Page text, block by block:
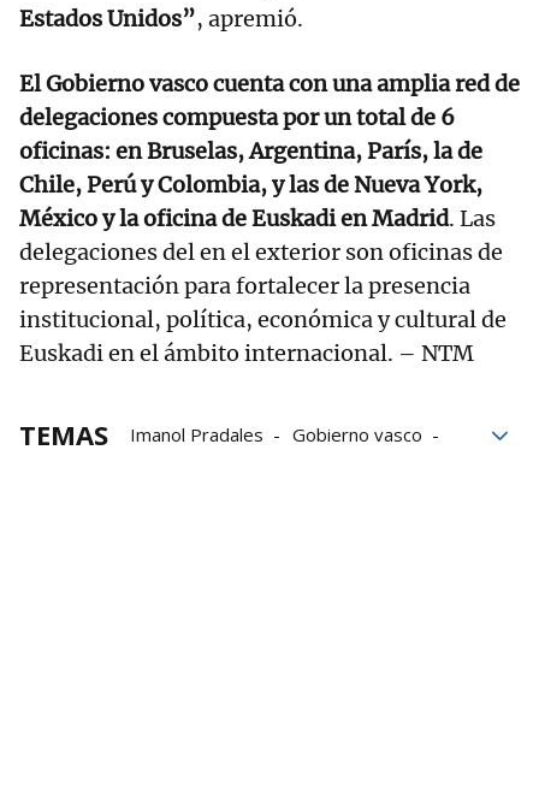
Estados Unidos”, apremió.
El Gobierno vasco cuenta con una amplia red de
delegaciones compuesta por un total de 6
oficinas: en Bruselas, Argentina, París, la de
Chile, Perú y Colombia, y las de Nueva York,
México y la oficina de Euskadi en Madrid. Las
delegaciones del en el exterior son oficinas de
representación para fortalecer la presencia
institucional, política, económica y cultural de
Euskadi en el ámbito internacional. – NTM
TEMAS Imanol Pradales
Gobierno vasco